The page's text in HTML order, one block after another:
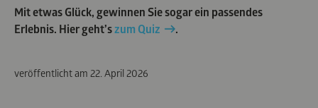
Mit etwas Glück, gewinnen Sie sogar ein passendes
Erlebnis. Hier geht’szum Quiz .
veröffentlicht am 22. April 2026